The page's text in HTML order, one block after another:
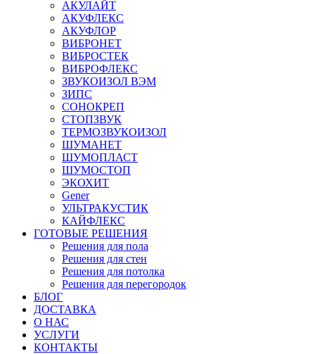
АКУЛАЙТ
АКУФЛЕКС
АКУФЛОР
ВИБРОНЕТ
ВИБРОСТЕК
ВИБРОФЛЕКС
ЗВУКОИЗОЛ ВЭМ
ЗИПС
СОНОКРЕП
СТОПЗВУК
ТЕРМОЗВУКОИЗОЛ
ШУМАНЕТ
ШУМОПЛАСТ
ШУМОСТОП
ЭКОХИТ
Gener
УЛЬТРАКУСТИК
КАЙФЛЕКС
ГОТОВЫЕ РЕШЕНИЯ
Решения для пола
Решения для стен
Решения для потолка
Решения для перегородок
БЛОГ
ДОСТАВКА
О НАС
УСЛУГИ
КОНТАКТЫ